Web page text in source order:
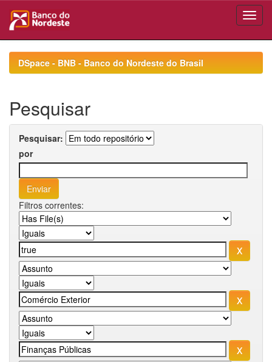
navigationDSpace - BNB - Banco do Nordeste do Brasil
Pesquisar
Pesquisar:
por
Filtros correntes: